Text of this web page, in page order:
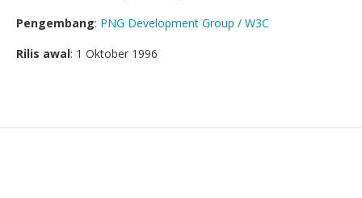
Pengembang: PNG Development Group / W3C
Rilis awal: 1 Oktober 1996